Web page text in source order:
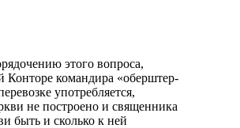
этого вопроса,
командира «оберштер-
употребляется,
не построено и священника
быть и сколько к ней